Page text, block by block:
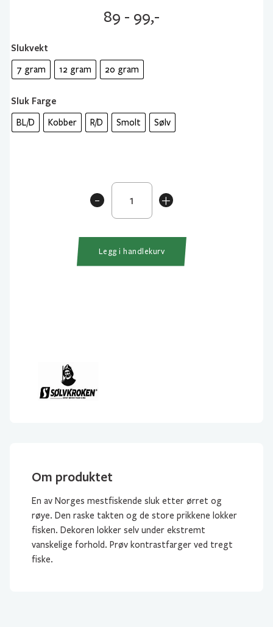
89 - 99,-
Slukvekt
7 gram 12 gram 20 gram
Sluk Farge
BL/D Kobber R/D Smolt Sølv
+
Sølvkroken
Aura
Lillauren
-
Legg i handlekurv
Om produktet
En av Norges mestfiskende sluk etter ørret og
røye. Den raske takten og de store prikkene lokker
fisken. Dekoren lokker selv under ekstremt
vanskelige forhold. Prøv kontrastfarger ved tregt
fiske.